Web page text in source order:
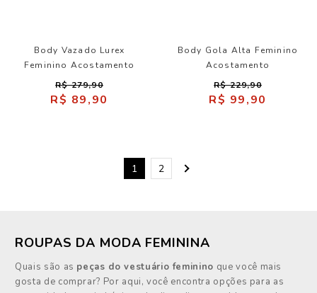
Body Vazado Lurex
Feminino Acostamento
R$ 279,90
R$ 89,90
Body Gola Alta Feminino
Acostamento
R$ 229,90
R$ 99,90
1 2
ROUPAS DA MODA FEMININA
Quais são as peças do vestuário feminino que você mais
gosta de comprar? Por aqui, você encontra opções para as